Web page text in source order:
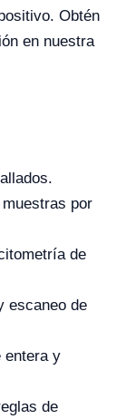
Obtén
en nuestra
por
de
escaneo de
entera y
de